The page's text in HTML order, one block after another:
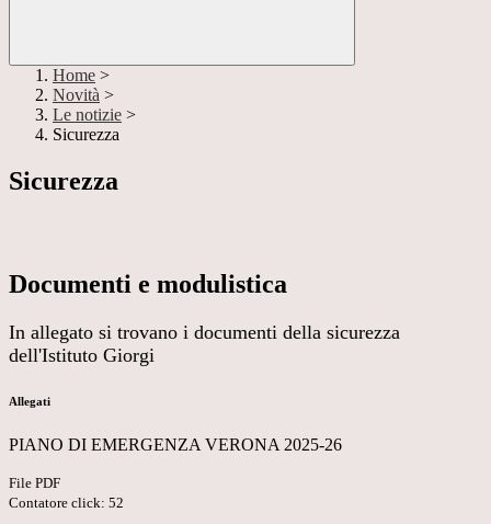
Home >
Novità >
Le notizie >
Sicurezza
Sicurezza
Documenti e modulistica
In allegato si trovano i documenti della sicurezza
dell'Istituto Giorgi
Allegati
PIANO DI EMERGENZA VERONA 2025-26
File PDF
Contatore click: 52